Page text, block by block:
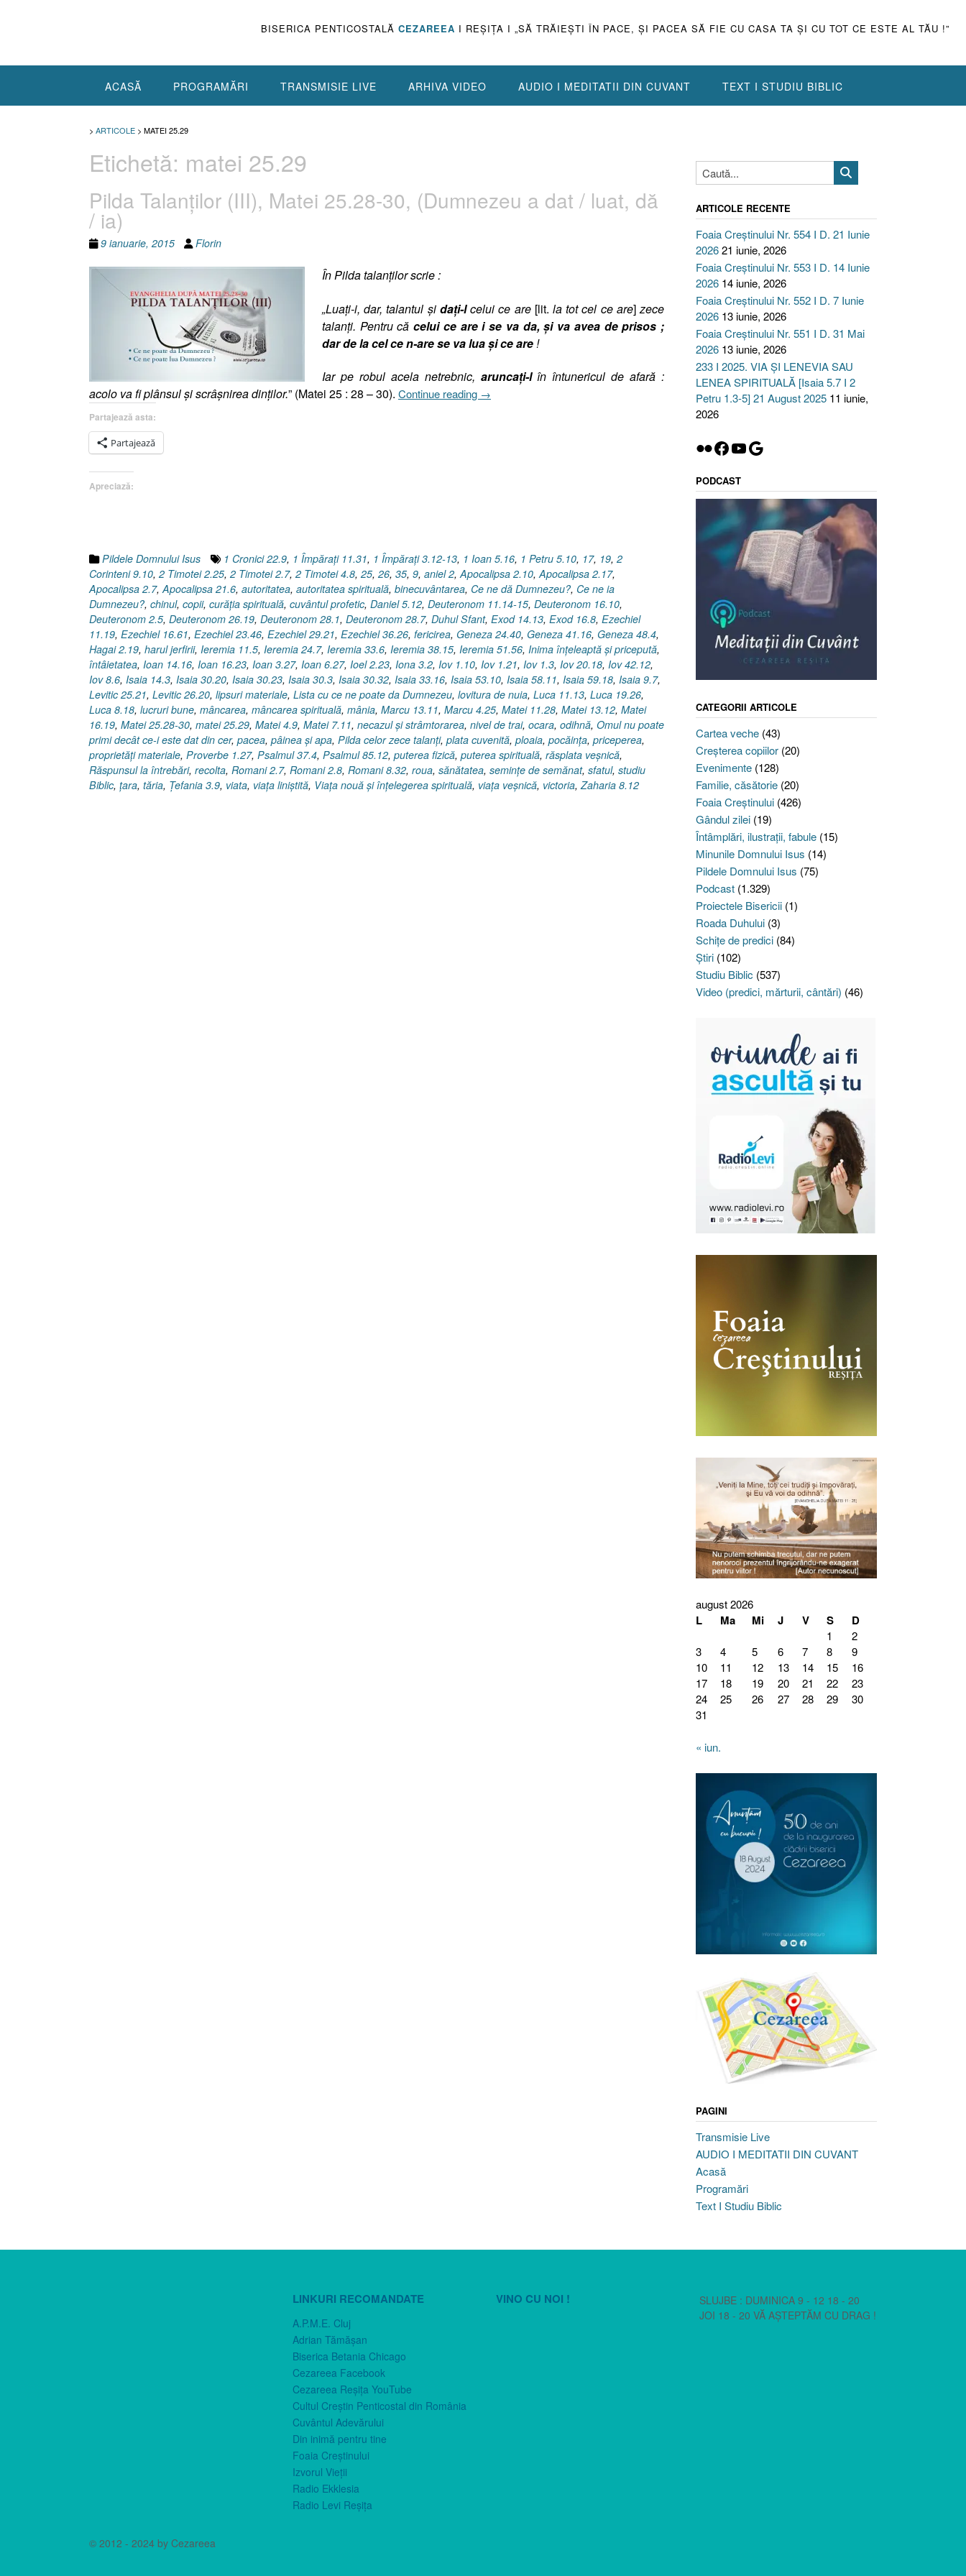
BISERICA PENTICOSTALĂ CEZAREEA I REŞIŢA I „SĂ TRĂIEŞTI ÎN PACE, ŞI PACEA SĂ FIE CU CASA TA ŞI CU TOT CE ESTE AL TĂU !”
ACASĂ PROGRAMĂRI TRANSMISIE LIVE ARHIVA VIDEO AUDIO I MEDITATII DIN CUVANT TEXT I STUDIU BIBLIC
> ARTICOLE > MATEI 25.29
Etichetă: matei 25.29
Pilda Talanţilor (III), Matei 25.28-30, (Dumnezeu a dat / luat, dă
/ ia)
9 ianuarie, 2015 Florin
În Pilda talanţilor scrie :
„Luaţi-i, dar, talantul şidaţi-lcelui ce are [lit. la tot cel ce are]zece
talanţi. Pentru căcelui ce are i se va da, şi va avea de prisos ;
dar de la cel ce n-are se va lua şi ce are !
Iar pe robul acela netrebnic, aruncaţi-lîn întunericul de afară :
acolo va fi plânsul şi scrâşnirea dinţilor.” (Matei 25 : 28 – 30). Continue reading „Pilda
dă
/
ia)”
→
Partajează asta:
Partajează
Apreciază:
Pildele Domnului Isus 1 Cronici 22.9, 1 Împăraţi 11.31, 1 Împăraţi 3.12-13, 1 Ioan 5.16, 1 Petru 5.10, 17, 19, 2
Corinteni 9.10, 2 Timotei 2.25, 2 Timotei 2.7, 2 Timotei 4.8, 25, 26, 35, 9, aniel 2,Apocalipsa 2.10,Apocalipsa 2.17,
Apocalipsa 2.7,Apocalipsa 21.6, autoritatea, autoritatea spirituală, binecuvântarea, Ce ne dă Dumnezeu?, Ce ne ia
Dumnezeu?, chinul, copii, curăţia spirituală, cuvântul profetic, Daniel 5.12, Deuteronom 11.14-15, Deuteronom 16.10,
Deuteronom 2.5, Deuteronom 26.19, Deuteronom 28.1, Deuteronom 28.7, Duhul Sfant, Exod 14.13, Exod 16.8, Ezechiel
11.19, Ezechiel 16.61, Ezechiel 23.46, Ezechiel 29.21, Ezechiel 36.26, fericirea, Geneza 24.40, Geneza 41.16, Geneza 48.4,
Hagai 2.19, harul jerfirii, Ieremia 11.5, Ieremia 24.7, Ieremia 33.6, Ieremia 38.15, Ieremia 51.56, Inima înţeleaptă şi pricepută,
întâietatea, Ioan 14.16, Ioan 16.23, Ioan 3.27, Ioan 6.27, Ioel 2.23, Iona 3.2, Iov 1.10, Iov 1.21, Iov 1.3, Iov 20.18, Iov 42.12,
Iov 8.6, Isaia 14.3, Isaia 30.20, Isaia 30.23, Isaia 30.3, Isaia 30.32, Isaia 33.16, Isaia 53.10, Isaia 58.11, Isaia 59.18, Isaia 9.7,
Levitic 25.21, Levitic 26.20, lipsuri materiale, Lista cu ce ne poate da Dumnezeu, lovitura de nuia, Luca 11.13, Luca 19.26,
Luca 8.18, lucruri bune, mâncarea, mâncarea spirituală, mânia, Marcu 13.11, Marcu 4.25, Matei 11.28, Matei 13.12, Matei
16.19, Matei 25.28-30, matei 25.29, Matei 4.9, Matei 7.11, necazul şi strâmtorarea, nivel de trai, ocara, odihnă, Omul nu poate
primi decât ce-i este dat din cer, pacea, pâinea şi apa, Pilda celor zece talanţi, plata cuvenită, ploaia, pocăinţa, priceperea,
proprietăţi materiale, Proverbe 1.27, Psalmul 37.4, Psalmul 85.12, puterea fizică, puterea spirituală, răsplata veşnică,
Răspunsul la întrebări, recolta, Romani 2.7, Romani 2.8, Romani 8.32, roua, sănătatea, seminţe de semănat, sfatul, studiu
Biblic, ţara, tăria, Ţefania 3.9, viata, viaţa liniştită, Viaţa nouă şi înţelegerea spirituală, viaţa veşnică, victoria,Zaharia 8.12
ARTICOLE RECENTE
Foaia Creștinului Nr. 554 I D. 21 Iunie
202621 iunie, 2026
Foaia Creștinului Nr. 553 I D. 14 Iunie
2026 14 iunie, 2026
Foaia Creștinului Nr. 552 I D. 7 Iunie
2026 13 iunie, 2026
Foaia Creștinului Nr. 551 I D. 31 Mai
2026 13 iunie, 2026
233 I 2025. VIA ȘI LENEVIA SAU
LENEA SPIRITUALĂ [Isaia 5.7 I 2
Petru 1.3-5] 21 August 2025 11 iunie,
2026
Flickr
Facebook
YouTube
Google
PODCAST
CATEGORII ARTICOLE
Cartea veche(43)
Creşterea copiilor(20)
Evenimente(128)
Familie, căsătorie(20)
Foaia Creştinului(426)
Gândul zilei(19)
Întâmplări, ilustraţii, fabule(15)
Minunile Domnului Isus (14)
Pildele Domnului Isus (75)
Podcast(1.329)
Proiectele Bisericii(1)
Roada Duhului(3)
Schiţe de predici(84)
Ştiri(102)
Studiu Biblic (537)
Video (predici, mărturii, cântări) (46)
august 2026
L Ma Mi J V S D
1
2
3
4 5 6 7 8
9
10
11 12 13 14 15
16
17
18 19 20 21 22
23
24
25 26 27 28 29
30
31
« iun.
PAGINI
Transmisie Live
AUDIO I MEDITATII DIN CUVANT
Acasă
Programări
Text I Studiu Biblic
LINKURI RECOMANDATE
A.P.M.E. Cluj
Adrian Tămăşan
Biserica Betania Chicago
Cezareea Facebook
Cezareea Reşiţa YouTube
Cultul Creştin Penticostal din România
Cuvântul Adevărului
Din inimă pentru tine
Foaia Creştinului
Izvorul Vieţii
Radio Ekklesia
Radio Levi Reşiţa
VINO CU NOI !
SLUJBE : DUMINICA 9 - 12 18 - 20
JOI 18 - 20 VĂ AȘTEPTĂM CU DRAG !
© 2012 - 2024 by Cezareea